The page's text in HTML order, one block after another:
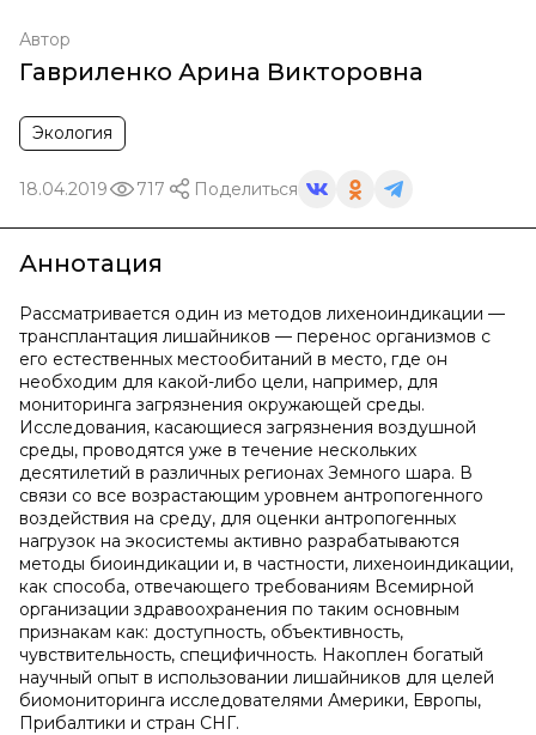
Автор
Гавриленко Арина Викторовна
Экология
18.04.2019 717 Поделиться
Аннотация
Рассматривается один из методов лихеноиндикации —
трансплантация лишайников — перенос организмов с
его естественных местообитаний в место, где он
необходим для какой-либо цели, например, для
мониторинга загрязнения окружающей среды.
Исследования, касающиеся загрязнения воздушной
среды, проводятся уже в течение нескольких
десятилетий в различных регионах Земного шара. В
связи со все возрастающим уровнем антропогенного
воздействия на среду, для оценки антропогенных
нагрузок на экосистемы активно разрабатываются
методы биоиндикации и, в частности, лихеноиндикации,
как способа, отвечающего требованиям Всемирной
организации здравоохранения по таким основным
признакам как: доступность, объективность,
чувствительность, специфичность. Накоплен богатый
научный опыт в использовании лишайников для целей
биомониторинга исследователями Америки, Европы,
Прибалтики и стран СНГ.